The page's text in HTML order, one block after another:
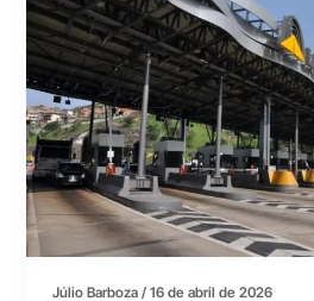
Júlio Barboza/16 de abril de 2026